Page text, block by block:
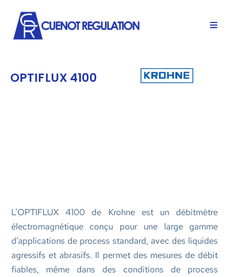
OPTIFLUX 4100
L’OPTIFLUX 4100 de Krohne est un débitmètre
électromagnétique conçu pour une large gamme
d’applications de process standard, avec des liquides
agressifs et abrasifs. Il permet des mesures de débit
fiables, même dans des conditions de process